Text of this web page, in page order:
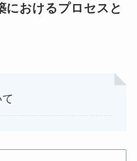
におけるプロセスと